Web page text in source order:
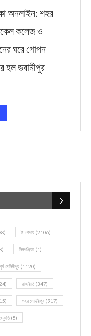
অনলাইন: শহর
কলেজ ও
ঘরে গোপন
হল ভবানীপুর
ই-পেপার (2106)
দিনপঞ্জিকা (1)
মেদিনীপুর (1120)
রাজনীতি(347)
শহর মেদিনীপুর (917)
(5)